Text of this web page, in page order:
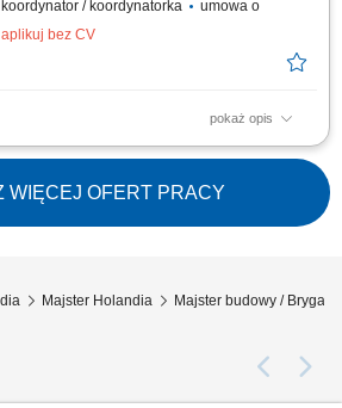
/ koordynatorka
umowa o
aplikuj bez CV
pokaż opis
prefabrykacji. Prowadzenie dokumentacji
wydajności i organizacji pracy zespołu.
narzędziami wykorzystywanymi w produkcji.
celu zapewnienia sprawnej realizacji zadań.
WIĘCEJ OFERT PRACY
Majster Holandia Majster budowy /